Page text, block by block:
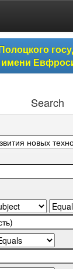
имени
Search